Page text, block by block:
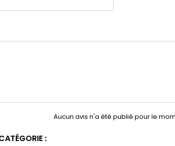
Aucun avis n'a été publié pour le
: